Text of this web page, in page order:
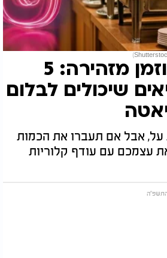
ד"ר מאיה רוזמן מזהירה: 5
שיכולים לבלום
על, אבל אם תעברו את הכמות
עצמכם עם עודף קלוריות